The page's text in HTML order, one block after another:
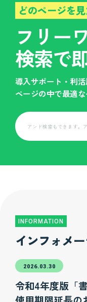
どのページを
フリー
検索で
導入サポート・利
ページの中で最適
INFORMATION
インフォメ
2026.03.30
令和4年度版「